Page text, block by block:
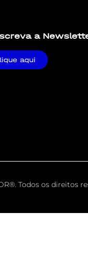
a
aqui
Todos os direitos